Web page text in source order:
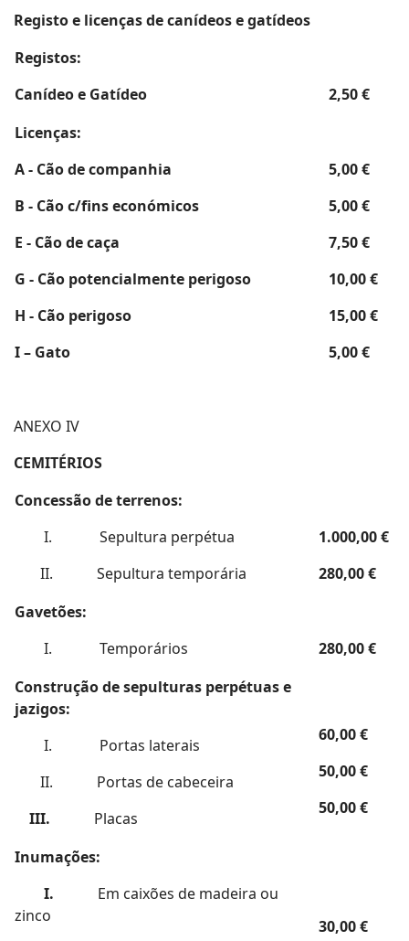
Registo e licenças de canídeos e gatídeos
Registos:
Canídeo e Gatídeo
2,50 €
Licenças:
A - Cão de companhia
B - Cão c/fins económicos
E - Cão de caça
G - Cão potencialmente perigoso
H - Cão perigoso
I – Gato
5,00 €
5,00 €
7,50 €
10,00 €
15,00 €
5,00 €
ANEXO IV
CEMITÉRIOS
Concessão de terrenos:
I. Sepultura perpétua
II. Sepultura temporária
1.000,00 €
280,00 €
Gavetões:
I. Temporários
280,00 €
Construção de sepulturas perpétuas e
jazigos:
I. Portas laterais
II. Portas de cabeceira
III. Placas
60,00 €
50,00 €
50,00 €
Inumações:
I. Em caixões de madeira ou
zinco
30,00 €